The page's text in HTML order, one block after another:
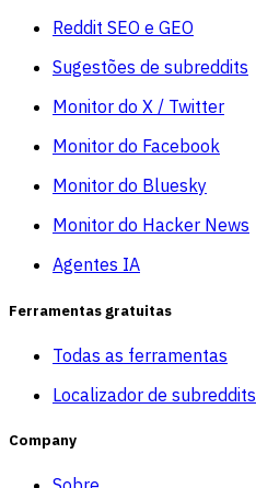
Reddit SEO e GEO
Sugestões de subreddits
Monitor do X / Twitter
Monitor do Facebook
Monitor do Bluesky
Monitor do Hacker News
Agentes IA
Ferramentas gratuitas
Todas as ferramentas
Localizador de subreddits
Company